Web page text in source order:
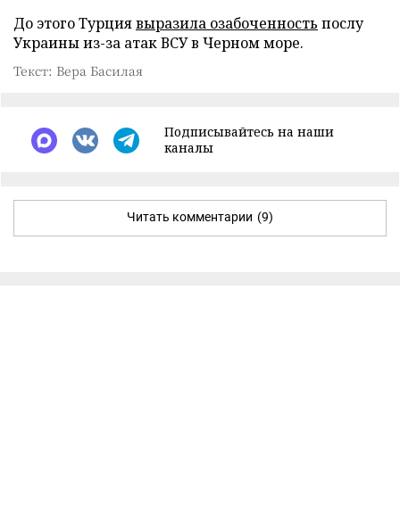
До этого Турциявыразила озабоченность послу
Украины из-за атак ВСУ в Черном море.
Текст: Вера Басилая
Подписывайтесь на наши
каналы
Читать комментарии (9)